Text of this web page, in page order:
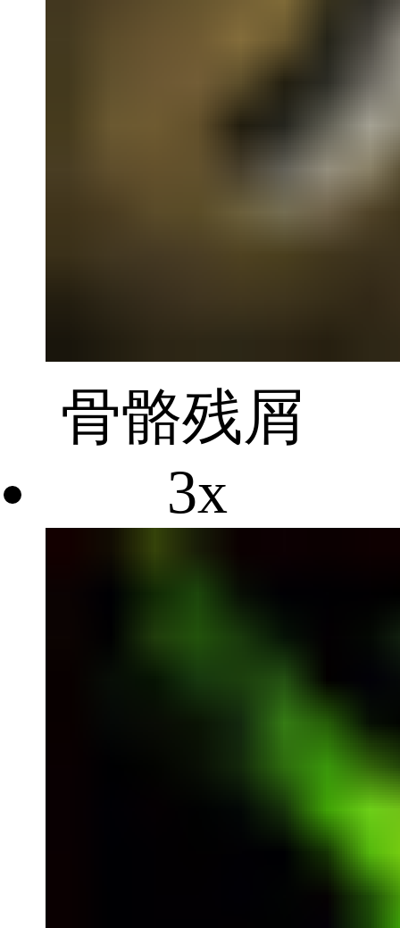
骨骼残屑
3x